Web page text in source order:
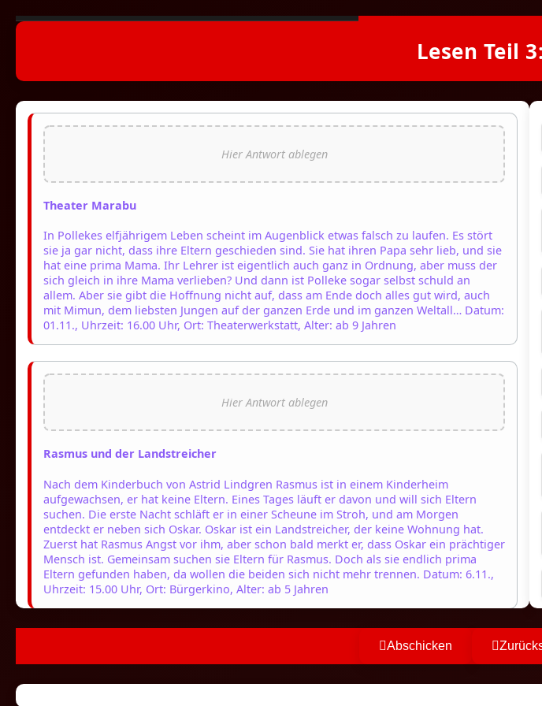
Lesen Teil
Theater Marabu
In Pollekes elfjährigem Leben scheint im Augenblick etwas falsch zu laufen. Es stört
sie ja gar nicht, dass ihre Eltern geschieden sind. Sie hat ihren Papa sehr lieb, und sie
hat eine prima Mama. Ihr Lehrer ist eigentlich auch ganz in Ordnung, aber muss der
sich gleich in ihre Mama verlieben? Und dann ist Polleke sogar selbst schuld an
allem. Aber sie gibt die Hoffnung nicht auf, dass am Ende doch alles gut wird, auch
mit Mimun, dem liebsten Jungen auf der ganzen Erde und im ganzen Weltall… Datum:
01.11., Uhrzeit: 16.00 Uhr, Ort: Theaterwerkstatt, Alter: ab 9 Jahren
Rasmus und der Landstreicher
Nach dem Kinderbuch von Astrid Lindgren Rasmus ist in einem Kinderheim
aufgewachsen, er hat keine Eltern. Eines Tages läuft er davon und will sich Eltern
suchen. Die erste Nacht schläft er in einer Scheune im Stroh, und am Morgen
entdeckt er neben sich Oskar. Oskar ist ein Landstreicher, der keine Wohnung hat.
Zuerst hat Rasmus Angst vor ihm, aber schon bald merkt er, dass Oskar ein prächtiger
Mensch ist. Gemeinsam suchen sie Eltern für Rasmus. Doch als sie endlich prima
Eltern gefunden haben, da wollen die beiden sich nicht mehr trennen. Datum: 6.11.,
Uhrzeit: 15.00 Uhr, Ort: Bürgerkino, Alter: ab 5 Jahren
Abschicken